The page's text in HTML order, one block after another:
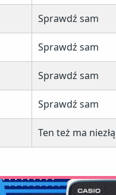
Sprawdź sam
Sprawdź sam
Sprawdź sam
Sprawdź sam
Ten też ma